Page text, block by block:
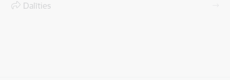
Dalīties